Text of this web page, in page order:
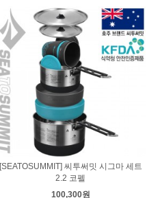
[SEATOSUMMIT] 씨투써밋 시그마 세트
2.2 코펠
100,300원